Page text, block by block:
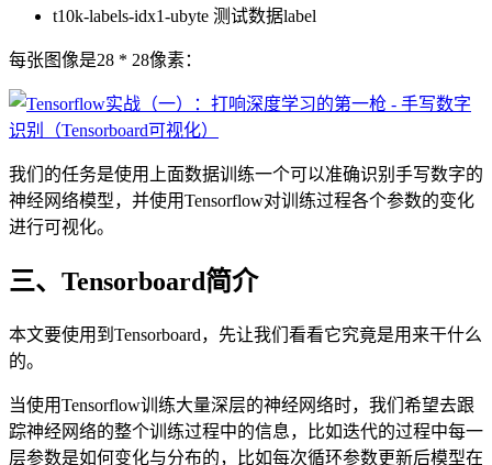
t10k-labels-idx1-ubyte 测试数据label
每张图像是28 * 28像素：
我们的任务是使用上面数据训练一个可以准确识别手写数字的
神经网络模型，并使用Tensorflow对训练过程各个参数的变化
进行可视化。
三、Tensorboard简介
本文要使用到Tensorboard，先让我们看看它究竟是用来干什么
的。
当使用Tensorflow训练大量深层的神经网络时，我们希望去跟
踪神经网络的整个训练过程中的信息，比如迭代的过程中每一
层参数是如何变化与分布的，比如每次循环参数更新后模型在